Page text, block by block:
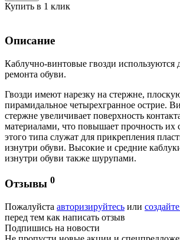
Купить в 1 клик
Описание
Каблучно-винтовые гвозди используются
ремонта обуви.
Гвозди имеют нарезку на стержне,
пирамидальное четырехгранное острие.
стержне увеличивает поверхность
материалами, что повышает прочность их
этого типа служат для прикрепления
изнутри обуви. Высокие и средние
изнутри обуви также шурупами.
Отзывы 0
Пожалуйста авторизируйтесь или
перед тем как написать отзыв
Подпишись на новости